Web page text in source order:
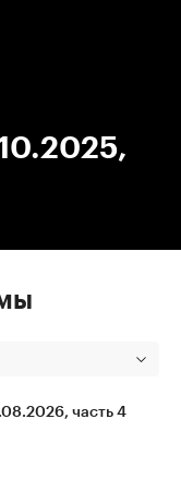
часть 4